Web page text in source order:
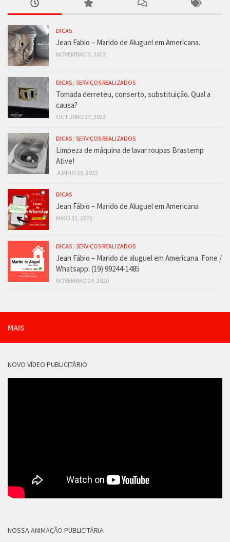
DICAS
Jean Fabio – Marido de Aluguel em Americana.
NOVEMBRO 7, 2022
DICAS /SERVIÇOS REALIZADOS
Tomada derreteu, conserto, substituição. Qual a
causa?
OUTUBRO 27, 2022
DICAS /SERVIÇOS REALIZADOS
Limpeza de máquina de lavar roupas Brastemp
Ative!
JUNHO 23, 2022
DICAS
Jean Fábio – Marido de Aluguel em Americana
MAIO 31, 2022
DICAS /SERVIÇOS REALIZADOS
Jean Fábio – Marido de aluguel em Americana. Fone /
Whatsapp: (19) 99244-1485
NOVEMBRO 24, 2020
MAIS
NOVO VÍDEO PUBLICITÁRIO
NOSSA ANIMAÇÃO PUBLICITÁRIA